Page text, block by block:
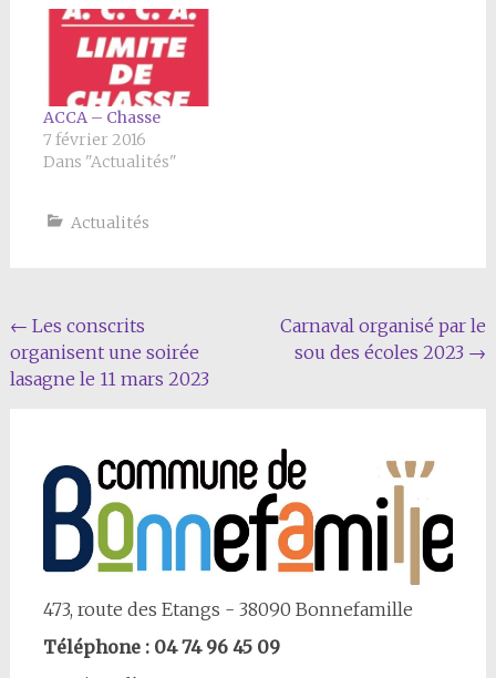
ACCA – Chasse
7 février 2016
Dans "Actualités"
Actualités
Navigation
Article
← Les conscrits
organisent une soirée
lasagne le 11 mars 2023
Carnaval organisé par le
sou des écoles 2023 →
473, route des Etangs - 38090 Bonnefamille
Téléphone : 04 74 96 45 09